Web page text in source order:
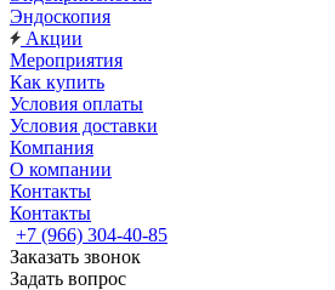
Эндоскопия
Акции
Мероприятия
Как купить
Условия оплаты
Условия доставки
Компания
О компании
Контакты
Контакты
+7 (966) 304-40-85
Заказать звонок
Задать вопрос